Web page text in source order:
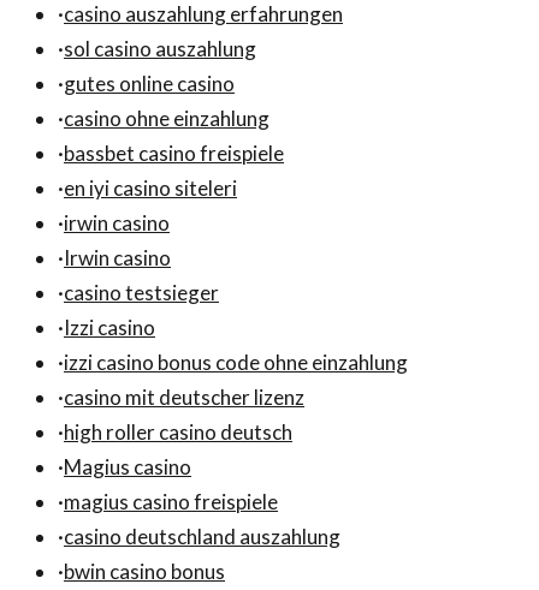
·casino auszahlung erfahrungen
·sol casino auszahlung
·gutes online casino
·casino ohne einzahlung
·bassbet casino freispiele
·en iyi casino siteleri
·irwin casino
·Irwin casino
·casino testsieger
·Izzi casino
·izzi casino bonus code ohne einzahlung
·casino mit deutscher lizenz
·high roller casino deutsch
·Magius casino
·magius casino freispiele
·casino deutschland auszahlung
·bwin casino bonus